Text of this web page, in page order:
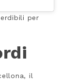
per
il